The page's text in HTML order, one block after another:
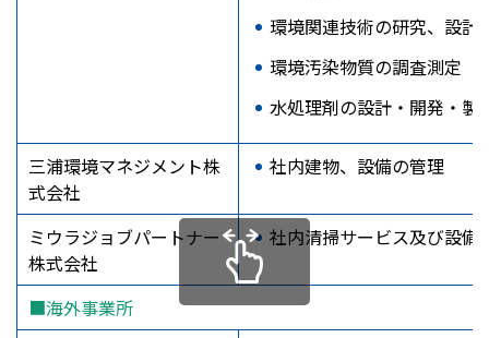
環境関連技術の研究、設計
環境汚染物質の調査測定
水処理剤の設計・開発・製
三浦環境マネジメント株
式会社
社内建物、設備の管理
ミウラジョブパートナー
株式会社
社内清掃サービス及び設備
■海外事業所